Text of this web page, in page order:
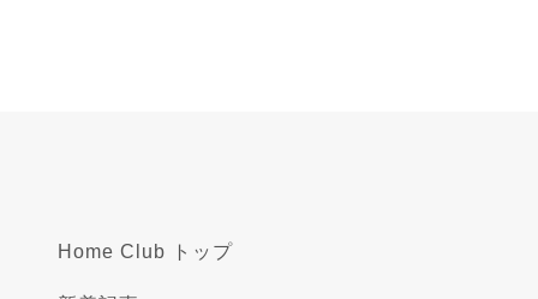
Home Club トップ